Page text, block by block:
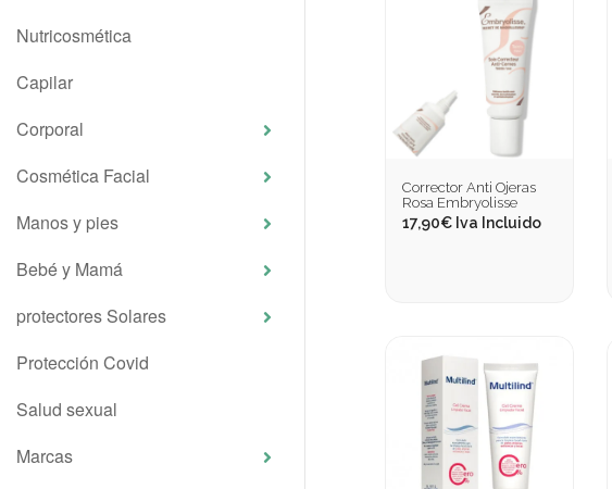
Nutricosmética
Capilar
Corporal
Cosmética Facial
Manos y pies
Bebé y Mamá
protectores Solares
Protección Covid
Salud sexual
Marcas
Corrector Anti Ojeras
Rosa Embryolisse
17,90€ Iva Incluido